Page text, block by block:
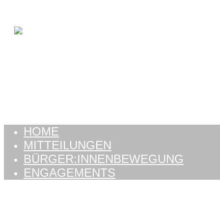
HOME
MITTEILUNGEN
BÜRGER:INNENBEWEGUNG
ENGAGEMENTS